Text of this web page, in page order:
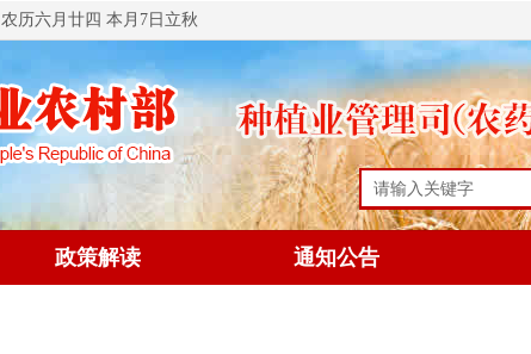
历六月廿四 本月7日立秋
政策解读 通知公告